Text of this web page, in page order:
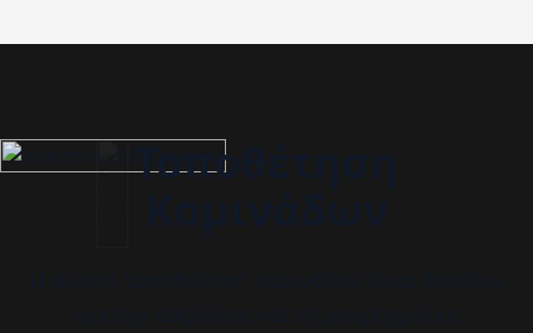
Τοποθέτηση